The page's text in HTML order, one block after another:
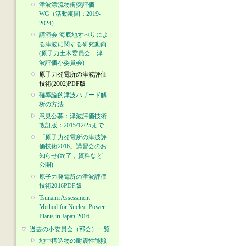
津波漂流物衝突評価
WG（活動期間：2019-
2024）
講演会 海底地すべりによ
る津波に関する研究動向
(原子力土木委員会 津
波評価小委員会)
原子力発電所の津波評価
技術(2002)PDF版
確率論的津波ハザード解
析の方法
意見公募：津波評価技術
改訂版：2015/12/25まで
「原子力発電所の津波評
価技術2016」講習会のお
知らせ(終了，資料など
公開)
原子力発電所の津波評価
技術2016PDF版
Tsunami Assessment
Method for Nuclear Power
Plants in Japan 2016
過去の小委員会（部会）一覧
地中構造物の耐震性能照